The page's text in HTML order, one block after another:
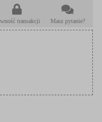
transakcji Masz pytanie?